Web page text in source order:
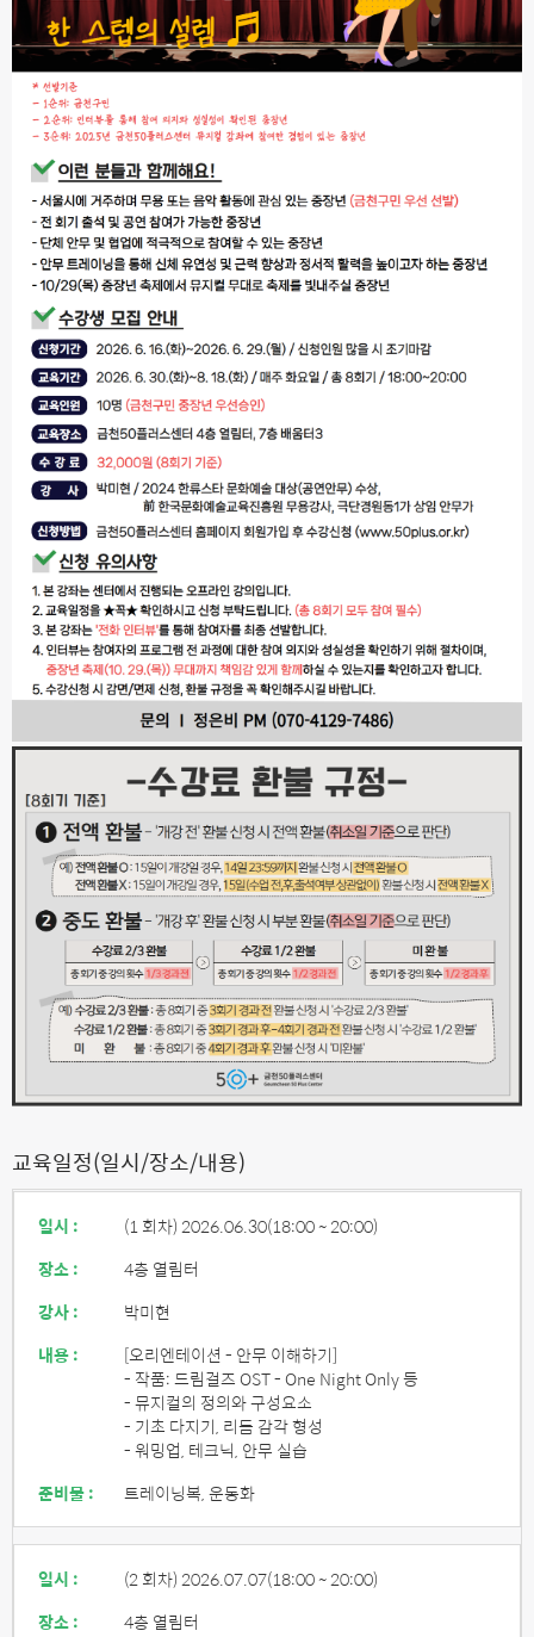
교육일정(일시/장소/내용)
일시 : (1 회차) 2026.06.30(18:00 ~ 20:00)
장소 :
4층 열림터
강사 :
박미현
내용 :
[오리엔테이션 - 안무 이해하기]
- 작품: 드림걸즈 OST - One Night Only 등
- 뮤지컬의 정의와 구성요소
- 기초 다지기, 리듬 감각 형성
- 워밍업, 테크닉, 안무 실습
준비물 :
트레이닝복, 운동화
일시 : (2 회차) 2026.07.07(18:00 ~ 20:00)
장소 :
4층 열림터